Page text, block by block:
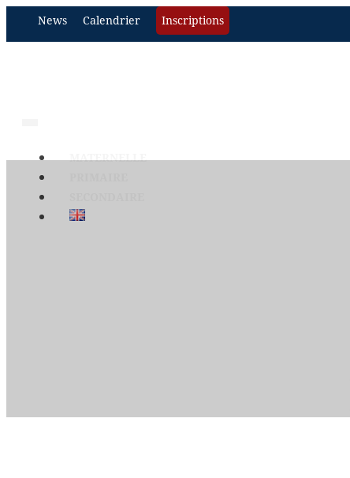
News Calendrier Inscriptions
MATERNELLE